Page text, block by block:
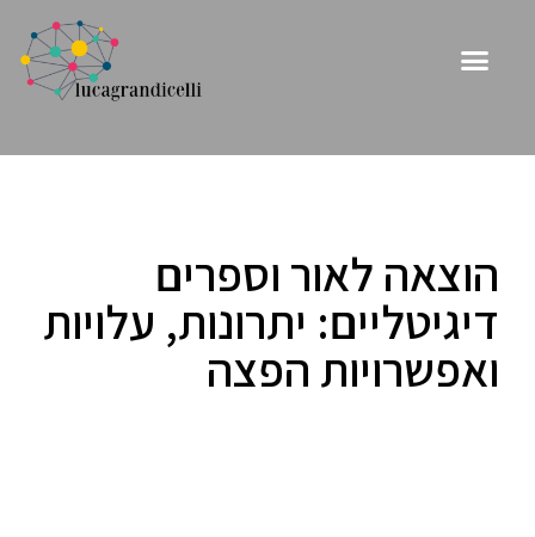
הוצאה לאור וספרים
דיגיטליים: יתרונות, עלויות
ואפשרויות הפצה